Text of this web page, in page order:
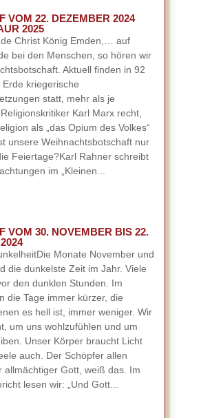
VOM 22. DEZEMBER 2024
2025
Christ König Emden,… auf
bei den Menschen, so hören wir
Aktuell finden in 92
kriegerische
statt, mehr als je
Karl Marx recht,
als „das Opium des Volkes“
unsere Weihnachtsbotschaft nur
Feiertage?Karl Rahner schreibt
im „Kleinen...
VOM 30. NOVEMBER BIS 22.
Monate November und
die dunkelste Zeit im Jahr. Viele
den dunklen Stunden. Im
die Tage immer kürzer, die
es hell ist, immer weniger. Wir
um uns wohlzufühlen und um
Unser Körper braucht Licht
auch. Der Schöpfer allen
allmächtiger Gott, weiß das. Im
lesen wir: „Und Gott...